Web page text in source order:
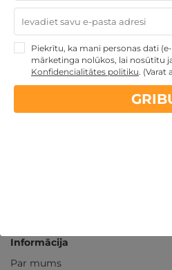
Kvalitatīva klientu
GribuAtpusties.lv
Ne tikai Latvijā
Informācija
Par mums
Piekrītu, ka mani personas dati
mārketinga nolūkos, lai nosūtītu
Konfidencialitātes politiku. (Varat